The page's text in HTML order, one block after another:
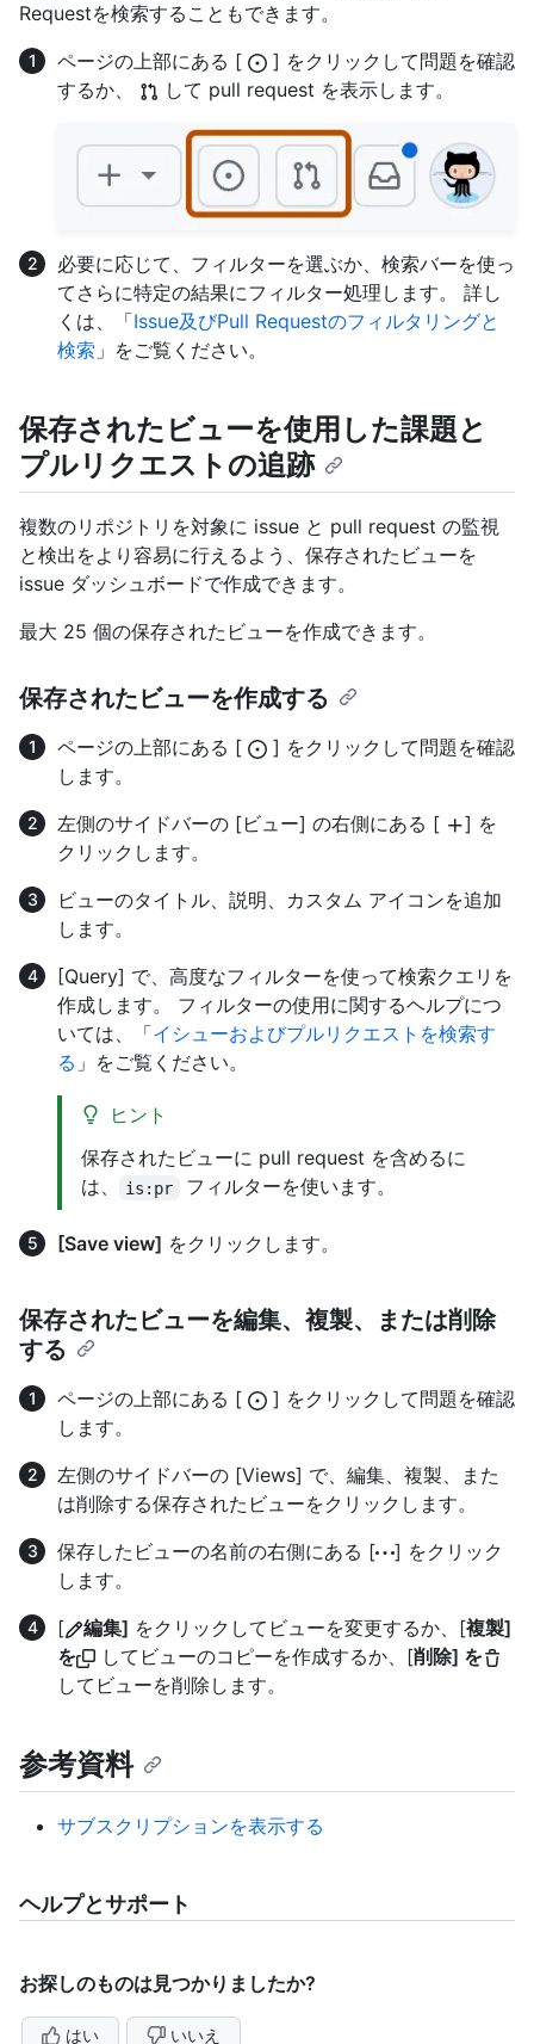
Requestを検索することもできます。
ページの上部にある [
] をクリックして問題を確認
するか、
して pull request を表示します。
必要に応じて、フィルターを選ぶか、検索バーを使っ
てさらに特定の結果にフィルター処理します。 詳し
くは、「Issue及びPull Requestのフィルタリングと
検索 」をご覧ください。
保存されたビューを使用した課題と
プルリクエストの追跡
複数のリポジトリを対象に issue と pull request の監視
と検出をより容易に行えるよう、保存されたビューを
issue ダッシュボードで作成できます。
最大 25 個の保存されたビューを作成できます。
保存されたビューを作成する
ページの上部にある [
] をクリックして問題を確認
します。
左側のサイドバーの [ビュー] の右側にある [
] を
クリックします。
ビューのタイトル、説明、カスタム アイコンを追加
します。
[Query] で、高度なフィルターを使って検索クエリを
作成します。 フィルターの使用に関するヘルプにつ
いては、「イシューおよびプルリクエストを検索す
る 」をご覧ください。
ヒント
保存されたビューに pull request を含めるに
は、
is:pr フィルターを使います。
[Save view] をクリックします。
保存されたビューを編集、複製、または削除
する
ページの上部にある [
] をクリックして問題を確認
します。
左側のサイドバーの [Views] で、編集、複製、また
は削除する保存されたビューをクリックします。
保存したビューの名前の右側にある [
] をクリック
します。
[
編集] をクリックしてビューを変更するか、[複製]
を
してビューのコピーを作成するか、[削除] を
してビューを削除します。
参考資料
サブスクリプションを表示する
ヘルプとサポート
お探しのものは見つかりましたか?
はい いいえ